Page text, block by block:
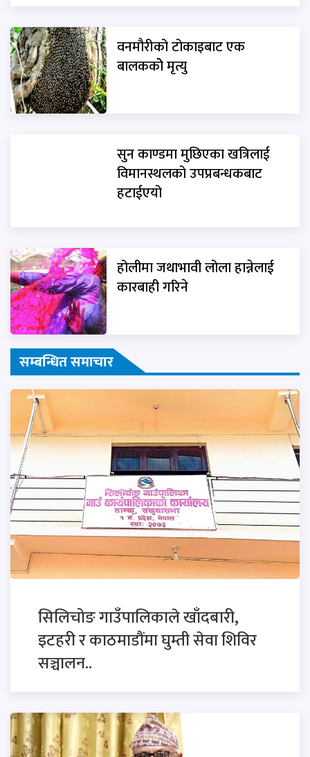
वनमौरीको टोकाइबाट एक
बालककोे मृत्यु
सुन काण्डमा मुछिएका खत्रिलाई
विमानस्थलको उपप्रबन्धकबाट
हटाईएयो
होलीमा जथाभावी लोला हान्नेलाई
कारबाही गरिने
सम्बन्धित समाचार
सिलिचोङ गाउँपालिकाले खाँदबारी,
इटहरी र काठमाडौंमा घुम्ती सेवा शिविर
सञ्चालन..